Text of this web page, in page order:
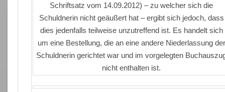
Schriftsatz vom 14.09.2012) – zu welcher sich die
Schuldnerin nicht geäußert hat – ergibt sich jedoch, dass
dies jedenfalls teilweise unzutreffend ist. Es handelt sich
um eine Bestellung, die an eine andere Niederlassung der
Schuldnerin gerichtet war und im vorgelegten
nicht enthalten ist.